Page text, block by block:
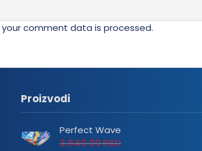
your comment data is processed.
Proizvodi
Perfect Wave
3,540.00RSD